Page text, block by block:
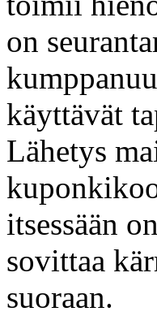
on
käyttävät
Lähetys
itsessään
sovittaa
suoraan.